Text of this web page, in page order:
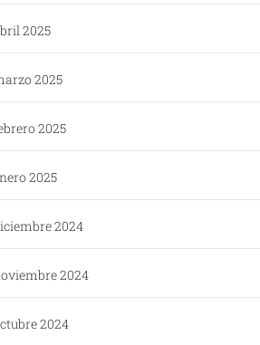
2025
2025
2025
2025
2024
2024
2024